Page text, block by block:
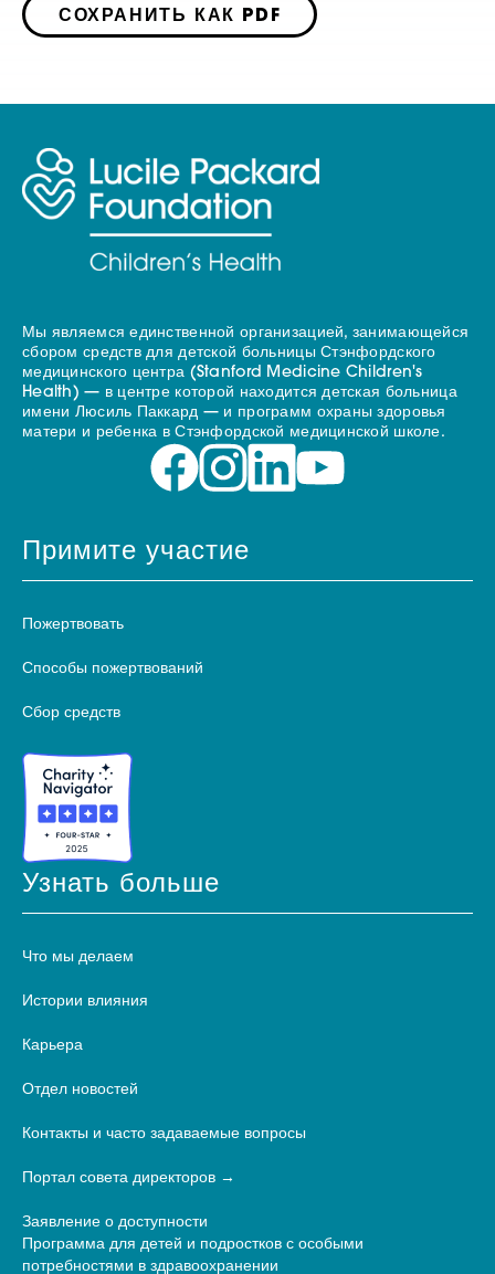
СОХРАНИТЬ КАК PDF
Мы являемся единственной организацией, занимающейся
сбором средств для детской больницы Стэнфордского
медицинского центра (Stanford Medicine Children's
Health) — в центре которой находится детская больница
имени Люсиль Паккард — и программ охраны здоровья
матери и ребенка в Стэнфордской медицинской школе.
Примите участие
Пожертвовать
Способы пожертвований
Сбор средств
Узнать больше
Что мы делаем
Истории влияния
Карьера
Отдел новостей
Контакты и часто задаваемые вопросы
Портал совета директоров
Заявление о доступности
Программа для детей и подростков с особыми
потребностями в здравоохранении